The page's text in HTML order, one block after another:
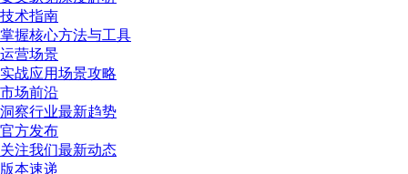
技术指南
掌握核心方法与工具
运营场景
实战应用场景攻略
市场前沿
洞察行业最新趋势
官方发布
关注我们最新动态
版本速递